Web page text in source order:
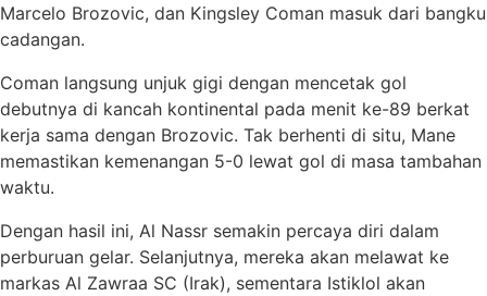
Marcelo Brozovic, dan Kingsley Coman masuk dari bangku
cadangan.
Coman langsung unjuk gigi dengan mencetak gol
debutnya di kancah kontinental pada menit ke-89 berkat
kerja sama dengan Brozovic. Tak berhenti di situ, Mane
memastikan kemenangan 5-0 lewat gol di masa tambahan
waktu.
Dengan hasil ini, Al Nassr semakin percaya diri dalam
perburuan gelar. Selanjutnya, mereka akan melawat ke
markas Al Zawraa SC (Irak), sementara Istiklol akan